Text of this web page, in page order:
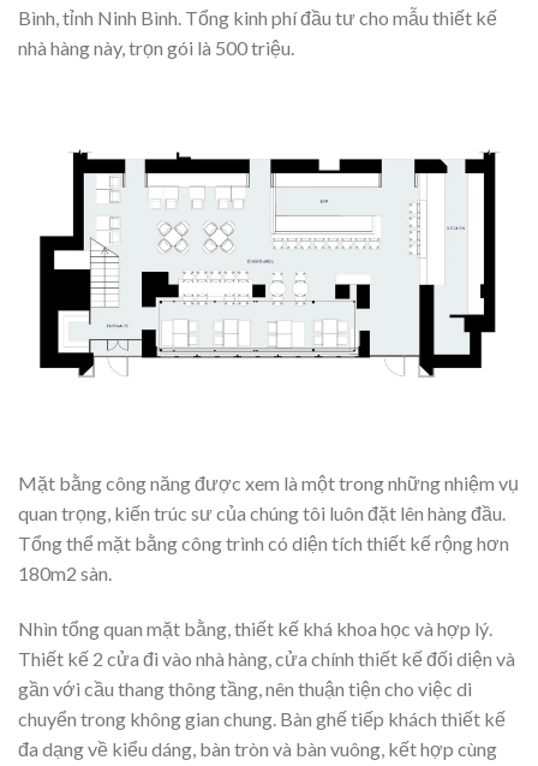
Bình, tỉnh Ninh Bình. Tổng kinh phí đầu tư cho mẫu thiết kế
nhà hàng này, trọn gói là 500 triệu.
Mặt bằng công năng được xem là một trong những nhiệm vụ
quan trọng, kiến trúc sư của chúng tôi luôn đặt lên hàng đầu.
Tổng thể mặt bằng công trình có diện tích thiết kế rộng hơn
180m2 sàn.
Nhìn tổng quan mặt bằng, thiết kế khá khoa học và hợp lý.
Thiết kế 2 cửa đi vào nhà hàng, cửa chính thiết kế đối diện và
gần với cầu thang thông tầng, nên thuận tiện cho việc di
chuyển trong không gian chung. Bàn ghế tiếp khách thiết kế
đa dạng về kiểu dáng, bàn tròn và bàn vuông, kết hợp cùng